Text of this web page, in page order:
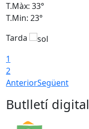
T.Màx: 33°
T.Min: 23°
Tarda
1
2
AnteriorSegüent
Butlletí digital